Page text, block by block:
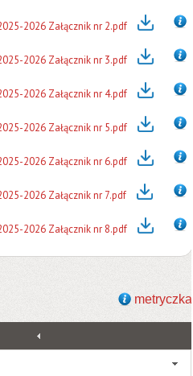
2026 Załącznik nr 2.pdf
2026 Załącznik nr 3.pdf
2026 Załącznik nr 4.pdf
2026 Załącznik nr 5.pdf
2026 Załącznik nr 6.pdf
2026 Załącznik nr 7.pdf
2026 Załącznik nr 8.pdf
metryczka